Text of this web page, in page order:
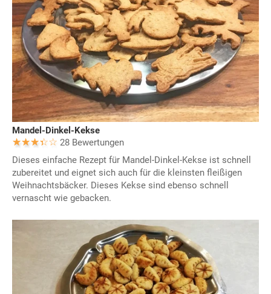
Mandel-Dinkel-Kekse
28 Bewertungen
Dieses einfache Rezept für Mandel-Dinkel-Kekse ist schnell
zubereitet und eignet sich auch für die kleinsten fleißigen
Weihnachtsbäcker. Dieses Kekse sind ebenso schnell
vernascht wie gebacken.